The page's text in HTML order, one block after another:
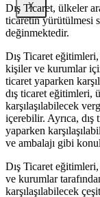
X
Dış Ticaret, ülkeler
ticaretin yürütülmesi
değinmektedir.
Dış Ticaret
kişiler ve kurumlar
ticaret yaparken
dış ticaret eğitimleri,
karşılaşılabilecek
içerebilir. Ayrıca, dış
yaparken
ve ambalajı gibi
Dış Ticaret
ve kurumlar
karşılaşılabilecek